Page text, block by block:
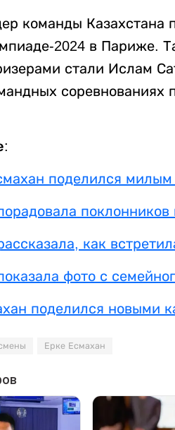
команды Казахстана
2024 в Париже.
стали Ислам
соревнованиях
поделился
поклонников
как
фото с
поделился новыми
Ерке Есмахан